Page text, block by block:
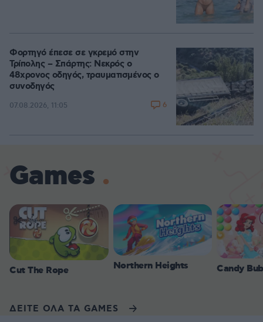
Φορτηγό έπεσε σε γκρεμό στην
Τρίπολης – Σπάρτης: Νεκρός ο
48χρονος οδηγός, τραυματισμένος ο
συνοδηγός
07.08.2026, 11:05 6
Games
Cut The Rope Northern Heights Candy
ΔΕΙΤΕ ΟΛΑ ΤΑ GAMES